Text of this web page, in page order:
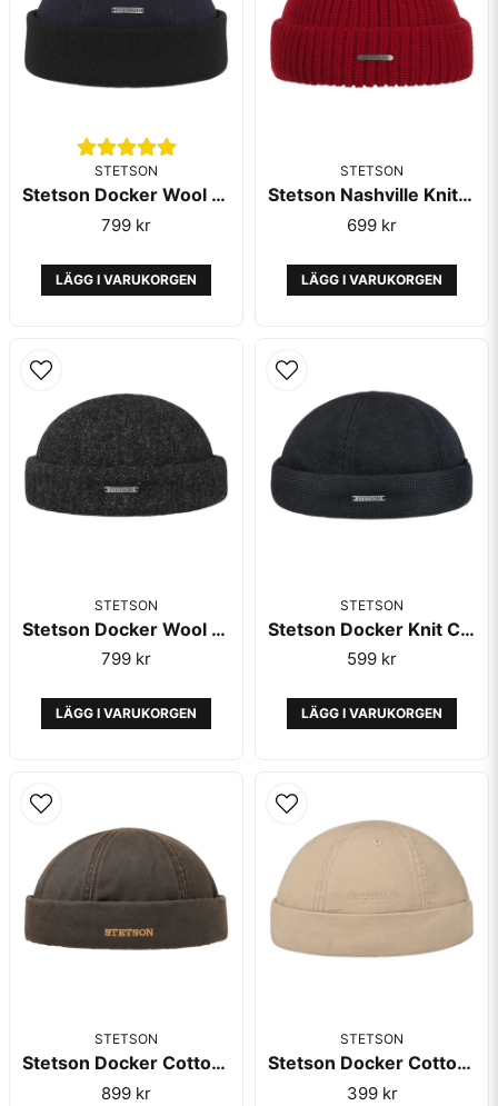
Skicka fråga
STETSON
Stetson Docker Wool Cashmere Navy
799 kr
LÄGG I VARUKORGEN
STETSON
Stetson Nashville Knit Docker Cherry
699 kr
LÄGG I VARUKORGEN
STETSON
Stetson Docker Wool Herringbone Dark Grey
799 kr
LÄGG I VARUKORGEN
STETSON
Stetson Docker Knit Cotton Black
599 kr
LÄGG I VARUKORGEN
STETSON
Stetson Docker Cotton Brown
899 kr
STETSON
Stetson Docker Cotton Beige
399 kr